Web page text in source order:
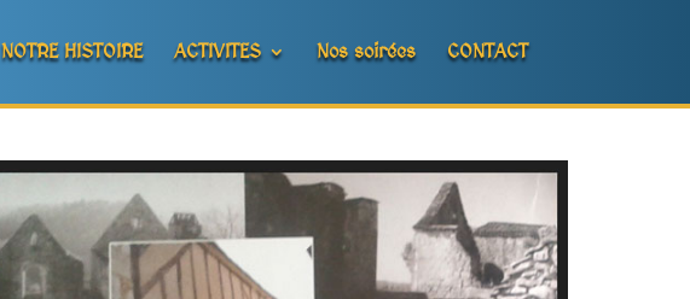
NOTRE HISTOIRE ACTIVITES Nos soirées CONTACT